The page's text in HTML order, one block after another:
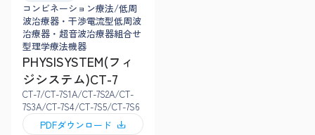
コンビネーション療法/低周
波治療器・干渉電流型低周波
治療器・超音波治療器組合せ
型理学療法機器
PHYSISYSTEM(フィ
ジシステム)CT-7
CT-7/CT-7S1A/CT-7S2A/CT-
7S3A/CT-7S4/CT-7S5/CT-7S6
PDFダウンロード